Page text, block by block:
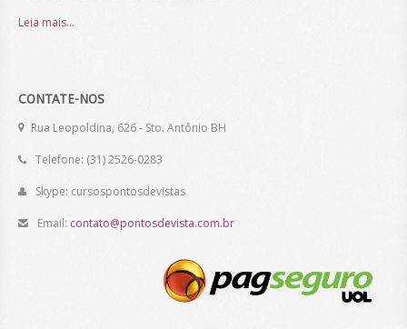
Leia mais...
CONTATE-NOS
Rua Leopoldina, 626 - Sto. Antônio BH
Telefone: (31) 2526-0283
Skype: cursospontosdevistas
Email: contato@pontosdevista.com.br